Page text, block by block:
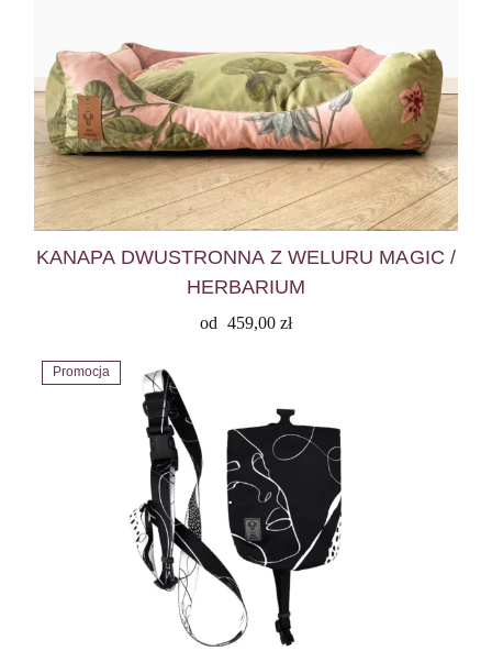
KANAPA DWUSTRONNA Z WELURU MAGIC /
HERBARIUM
od 459,00 zł
Promocja